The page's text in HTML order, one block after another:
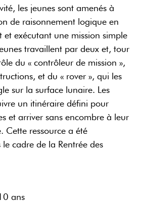
les jeunes sont amenés à
de raisonnement logique en
et exécutant une mission simple
travaillent par deux et, tour
du « contrôleur de mission »,
et du « rover », qui les
sur la surface lunaire. Les
un itinéraire défini pour
et arriver sans encombre à leur
Cette ressource a été
cadre de la Rentrée des
ans